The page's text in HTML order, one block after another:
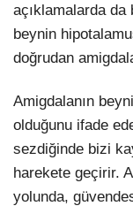
açıklamalarda
beynin
doğrudan
Amigdalanın
olduğunu ifade
sezdiğinde bizi
harekete geçirir.
yolunda,